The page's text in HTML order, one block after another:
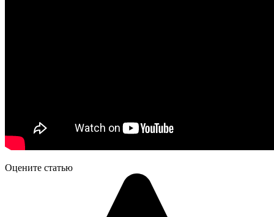
Оцените статью